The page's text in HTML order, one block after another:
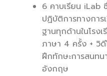
6 คาบเรียน iLab
ปฏิบัติการทางกา
ฐานทุกด้านในโรง
ภาษา 4 ครั้ง + วิ
ฝึกทักษะการสนทน
อังกฤษ